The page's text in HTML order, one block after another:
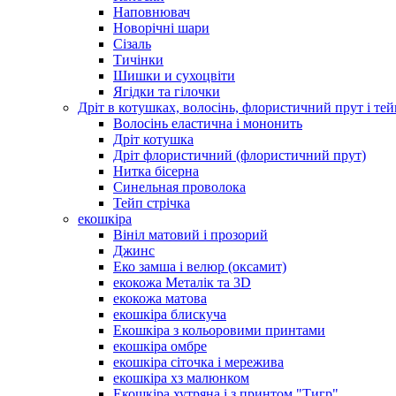
Наповнювач
Новорічні шари
Сізаль
Тичінки
Шишки и сухоцвіти
Ягідки та гілочки
Дріт в котушках, волосінь, флористичний прут і
Волосінь еластична і мононить
Дріт котушка
Дріт флористичний (флористичний прут)
Нитка бісерна
Синельная проволока
Тейп стрічка
екошкіра
Вініл матовий і прозорий
Джинс
Еко замша і велюр (оксамит)
екокожа Металік та 3D
екокожа матова
екошкіра блискуча
Екошкіра з кольоровими принтами
екошкіра омбре
екошкіра сіточка і мережива
екошкіра хз малюнком